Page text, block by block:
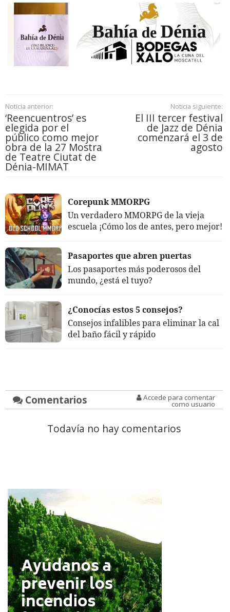
Noticia anterior:
‘Reencuentros’ es
elegida por el
público como mejor
obra de la 27 Mostra
de Teatre Ciutat de
Dénia-MIMAT
Noticia siguiente:
El III tercer festival
de Jazz de Dénia
comenzará el 3 de
agosto
Corepunk MMORPG
Un verdadero MMORPG de la vieja
escuela ¡Cómo los de antes, pero mejor!
Pasaportes que abren puertas
Los pasaportes más poderosos del
mundo, ¿está el tuyo?
¿Conocías estos 5 consejos?
Consejos infalibles para eliminar la cal
del baño fácil y rápido
Comentarios Accede para comentar
como usuario
Todavía no hay comentarios